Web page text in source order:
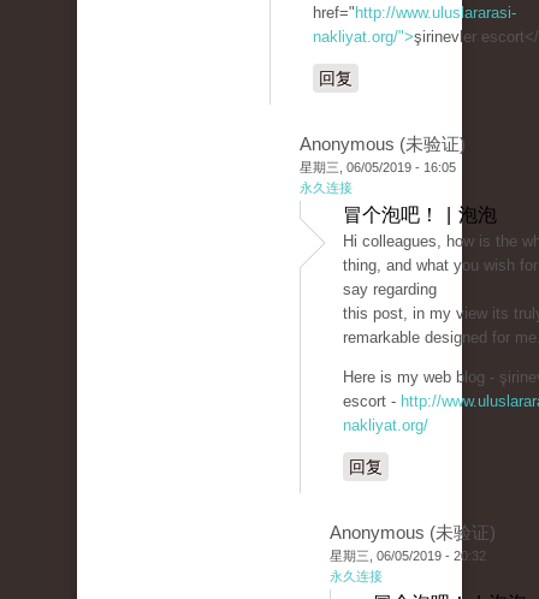
href=" http://www.uluslararasi-
nakliyat.org/">şirinevler
回复
Anonymous (未验证)
星期三, 06/05/2019 - 16:05
永久连接
冒个泡吧！ | 泡泡
Hi colleagues, how is the
thing, and what you wish
say regarding
this post, in my view its
remarkable designed for
Here is my web blog -
escort - http://
nakliyat.org/
回复
Anonymous (未验证)
星期三, 06/05/2019 - 20:32
永久连接